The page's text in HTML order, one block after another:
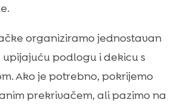
organiziramo jednostavan
podlogu i dekicu s
Ako je potrebno, pokrijemo
prekrivačem, ali pazimo na